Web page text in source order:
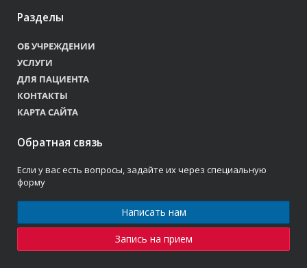
Разделы
ОБ УЧРЕЖДЕНИИ
УСЛУГИ
ДЛЯ ПАЦИЕНТА
КОНТАКТЫ
КАРТА САЙТА
Обратная связь
Если у вас есть вопросы, задайте их через специальную
форму
Написать нам
Запись на прием